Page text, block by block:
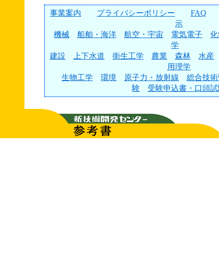
事業案内 プライバシーポリシー
FAQ
示
機械
船舶・海洋 航空・宇宙 電気電子
学
建設
上下水道 衛生工学 農業 森林
水産
用理学
生物工学
環境 原子力・放射線
総合技
験
受験申込書・口頭